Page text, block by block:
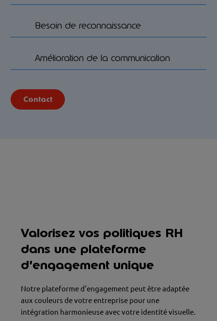
Besoin de reconnaissance
Amélioration de la communication
Contact
Valorisez vos politiques RH
dans une plateforme
d’engagement unique
Notre plateforme d’engagement peut être adaptée
aux couleurs de votre entreprise pour une
intégration harmonieuse avec votre identité visuelle.